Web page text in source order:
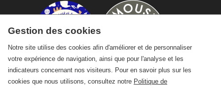
Gestion des cookies
Notre site utilise des cookies afin d'améliorer et de personnaliser
votre expérience de navigation, ainsi que pour l'analyse et les
indicateurs concernant nos visiteurs. Pour en savoir plus sur les
cookies que nous utilisons, consultez notre Politique de